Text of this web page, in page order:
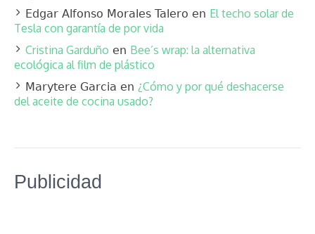
Edgar Alfonso Morales Talero en El techo solar de
Tesla con garantía de por vida
Cristina Garduño en Bee’s wrap: la alternativa
ecológica al film de plástico
Marytere Garcia en ¿Cómo y por qué deshacerse
del aceite de cocina usado?
Publicidad